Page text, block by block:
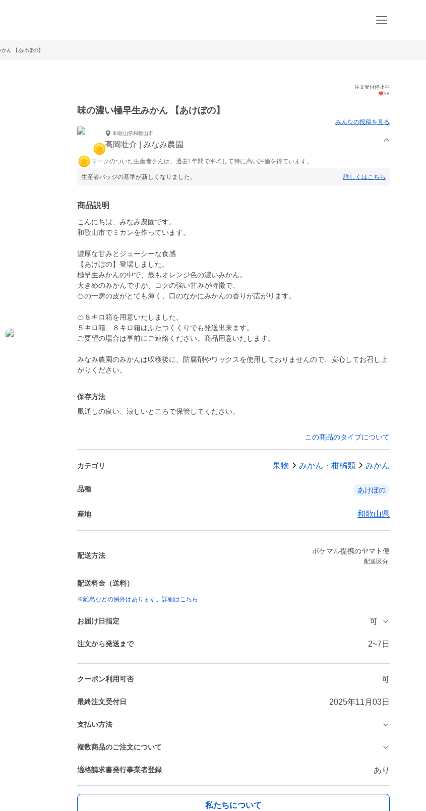
ん 【あけぼの】
注文受付停止中
38
味の濃い極早生みかん 【あけぼの】
みんなの投稿を見る
和歌山県和歌山市
高岡壮介 | みなみ農園
マークのついた生産者さんは、過去1年間で平均して特に高い評価を得ています。
生産者バッジの基準が新しくなりました。 詳しくはこちら
商品説明
こんにちは、みなみ農園です。
和歌山市でミカンを作っています。
濃厚な甘みとジューシーな食感
【あけぼの】登場しました。
極早生みかんの中で、最もオレンジ色の濃いみかん。
大きめのみかんですが、コクの強い甘みが特徴で、
🍊の一房の皮がとても薄く、口のなかにみかんの香りが広がります。
🍊８キロ箱を用意いたしました。
５キロ箱、８キロ箱はふたつくくりでも発送出来ます。
ご要望の場合は事前にご連絡ください。商品用意いたします。
みなみ農園のみかんは収穫後に、防腐剤やワックスを使用しておりませんので、安心してお召し上
がりください。
保存方法
風通しの良い、涼しいところで保管してください。
この商品のタイプについて
カテゴリ 果物 みかん・柑橘類 みかん
品種 あけぼの
産地 和歌山県
配送方法
ポケマル提携のヤマト便
配送区分:
配送料金（送料）
※離島などの例外はあります。詳細はこちら
お届け日指定 可
注文から発送まで 2~7日
クーポン利用可否 可
最終注文受付日 2025年11月03日
支払い方法
複数商品のご注文について
適格請求書発行事業者登録 あり
私たちについて